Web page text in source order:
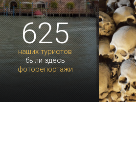
625
наших туристов
были здесь
фоторепортажи